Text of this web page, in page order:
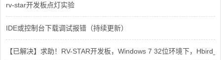
rv-star开发板点灯实验
IDE或控制台下载调试报错（持续更新）
【已解决】求助！RV-STAR开发板，Windows 7 32位环境下，